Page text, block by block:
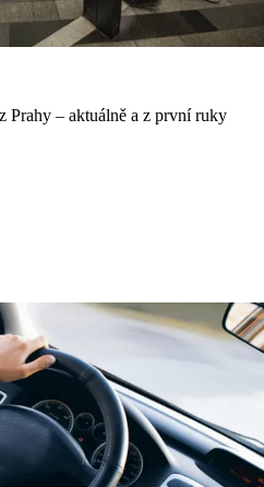
Prahy – aktuálně a z první ruky